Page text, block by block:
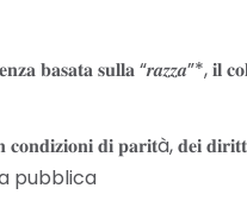
𝐬𝐮𝐥𝐥𝐚 “𝒓𝒂𝒛𝒛𝒂”*, 𝐢𝐥
𝐝𝐢 𝐩𝐚𝐫𝐢𝐭à, 𝐝𝐞𝐢
pubblica